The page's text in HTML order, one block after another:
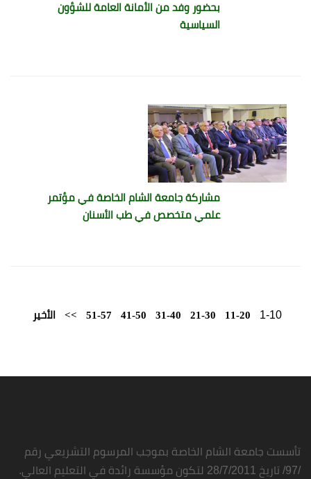
بحضور وفد من الأمانة العامة للشؤون
السياسية
مشاركة جامعة الشام الخاصة في مؤتمر
علمي متخصص في طب الأسنان
1-10
11-20
21-30
31-40
41-50
51-57
>> الأخير
تأسست جامعة الشام الخاصة بموجب المرسوم التشريعي رقم
/97/ تاريخ 28/7/2011 لتكون مؤسسة رائدة في التعليم العالي.